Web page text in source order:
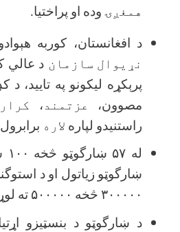
همغږۍ وده او پراختيا.
د افغانستان، كوربه
نړيوال سازمان د عالي
پرېكړه ليكونو په تاييد، د
مصوون،
عزتمند،
راستنیدو لپاره لاره
له ۵۷ ښارگوټو څخه ۱۰۰
ښارگوټو زياتول او د
۳۰۰۰۰۰ څخه ۵۰۰۰۰۰ ته
د ښارگوټو د بنسټيزو